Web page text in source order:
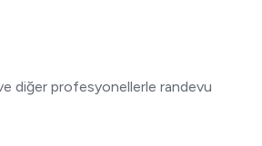
diğer profesyonellerle randevu